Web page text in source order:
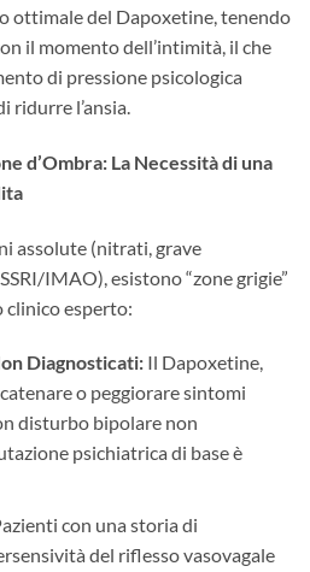
ottimale del Dapoxetine, tenendo
il momento dell’intimità, il che
di pressione psicologica
ridurre l’ansia.
d’Ombra: La Necessità di una
assolute (nitrati, grave
IMAO), esistono “zone grigie”
clinico esperto:
Diagnosticati:​ Il Dapoxetine,
o peggiorare sintomi
disturbo bipolare non
psichiatrica di base è
con una storia di
del riflesso vasovagale